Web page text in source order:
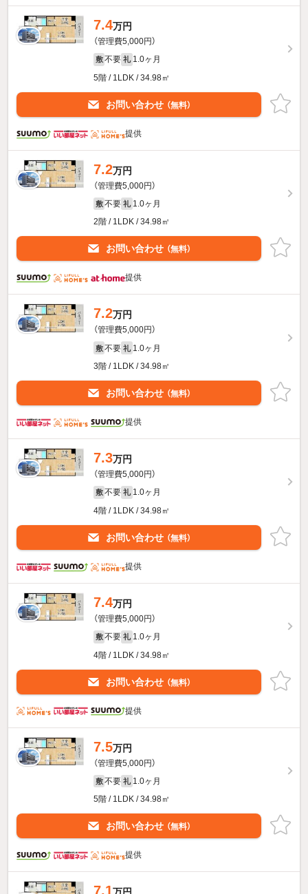
7.4万円
（管理費5,000円）
敷 不要 礼 1.0ヶ月
5階 / 1LDK / 34.98㎡
お問い合わせ （無料）
提供
7.2万円
（管理費5,000円）
敷 不要 礼 1.0ヶ月
2階 / 1LDK / 34.98㎡
お問い合わせ （無料）
提供
7.2万円
（管理費5,000円）
敷 不要 礼 1.0ヶ月
3階 / 1LDK / 34.98㎡
お問い合わせ （無料）
提供
7.3万円
（管理費5,000円）
敷 不要 礼 1.0ヶ月
4階 / 1LDK / 34.98㎡
お問い合わせ （無料）
提供
7.4万円
（管理費5,000円）
敷 不要 礼 1.0ヶ月
4階 / 1LDK / 34.98㎡
お問い合わせ （無料）
提供
7.5万円
（管理費5,000円）
敷 不要 礼 1.0ヶ月
5階 / 1LDK / 34.98㎡
お問い合わせ （無料）
提供
7.1